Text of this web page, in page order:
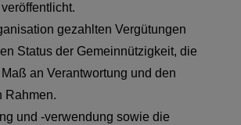
gezahlten Vergütungen
Status der Gemeinnützigkeit, die
an Verantwortung und den
Rahmen.
und -verwendung sowie die